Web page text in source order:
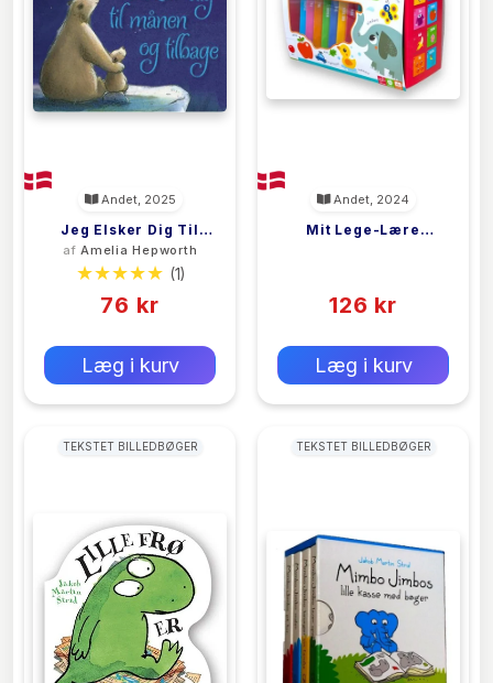
Andet, 2025
Jeg Elsker Dig Til
Månen Og Tilbage
af Amelia Hepworth
(1)
76 kr
Læg i kurv
Andet, 2024
Mit Lege-Lære
126 kr
Læg i kurv
TEKSTET BILLEDBØGER TEKSTET BILLEDBØGER